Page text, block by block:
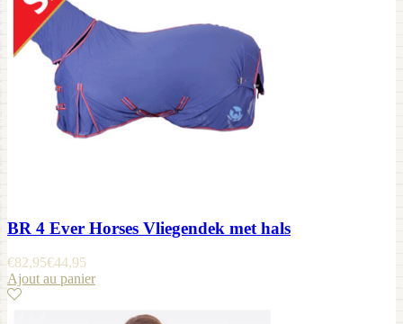
BR 4 Ever Horses Vliegendek met hals
€82,95€44,95
Ajout au panier